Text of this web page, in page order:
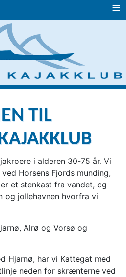
TIL
i alderen 30-75 år. Vi
Horsens Fjords munding,
et stenkast fra vandet, og
og jollehavnen hvorfra vi
Alrø og Vorsø og
Hjarnø, har vi Kattegat med
neden for skrænterne ved
≡